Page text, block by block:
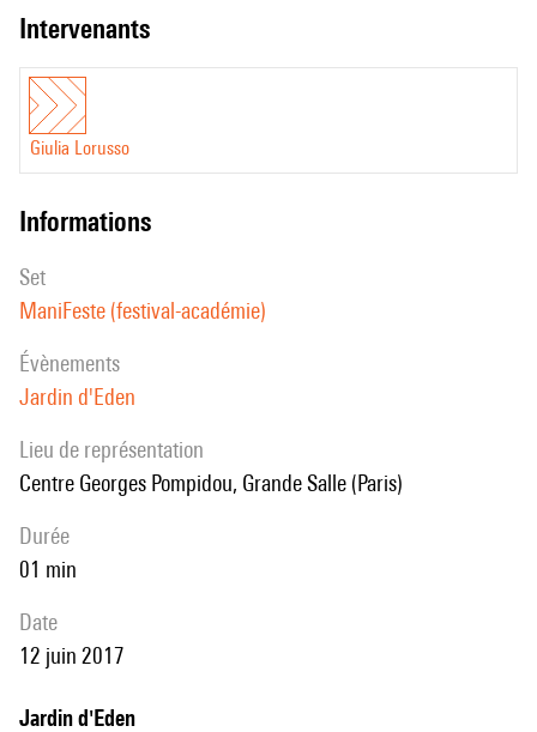
intervenants
Giulia Lorusso
informations
set
ManiFeste (festival-académie)
évènements
Jardin d'Eden
Lieu de représentation
Centre Georges Pompidou, Grande Salle (Paris)
durée
01 min
date
12 juin 2017
Jardin d'Eden